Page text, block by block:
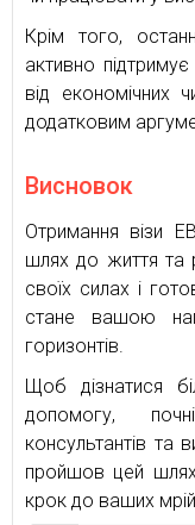
Крім того,
активно
від економічних
додатковим
Висновок
Отримання візи
шлях до життя та
своїх силах і
стане вашою
горизонтів.
Щоб дізнатися
допомогу,
консультантів та
пройшов цей
крок до ваших